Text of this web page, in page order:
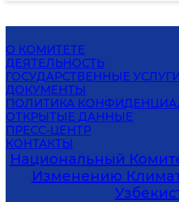
О КОМИТЕТЕ
ДЕЯТЕЛЬНОСТЬ
ГОСУДАРСТВЕННЫЕ
ДОКУМЕНТЫ
ПОЛИТИКА
ОТКРЫТЫЕ ДАННЫЕ
ПРЕСС-ЦЕНТР
КОНТАКТЫ
Национальный
Изменению